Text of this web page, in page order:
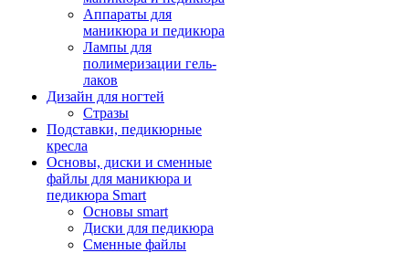
Аппараты для
маникюра и педикюра
Лампы для
полимеризации гель-
лаков
Дизайн для ногтей
Стразы
Подставки, педикюрные
кресла
Основы, диски и сменные
файлы для маникюра и
педикюра Smart
Основы smart
Диски для педикюра
Сменные файлы